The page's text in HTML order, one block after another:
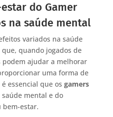
do Gamer
na saúde mental
variados na saúde
quando jogados de
podem ajudar a melhorar
uma forma de
essencial que os gamers
mental e do
bem-estar.